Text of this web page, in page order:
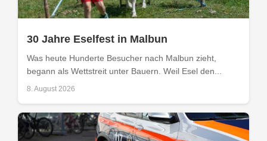
30 Jahre Eselfest in Malbun
Was heute Hunderte Besucher nach Malbun zieht,
begann als Wettstreit unter Bauern. Weil Esel den...
8. August 2026